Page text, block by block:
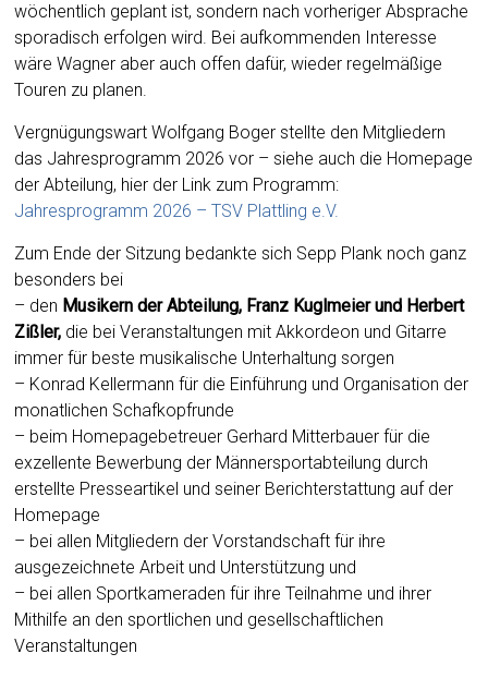
wöchentlich geplant ist, sondern nach vorheriger Absprache
sporadisch erfolgen wird. Bei aufkommenden Interesse
wäre Wagner aber auch offen dafür, wieder regelmäßige
Touren zu planen.
Vergnügungswart Wolfgang Boger stellte den Mitgliedern
das Jahresprogramm 2026 vor – siehe auch die Homepage
der Abteilung, hier der Link zum Programm:
Jahresprogramm 2026 – TSV Plattling e.V.
Zum Ende der Sitzung bedankte sich Sepp Plank noch ganz
besonders bei
– den Musikern der Abteilung, Franz Kuglmeier und Herbert
Zißler, die bei Veranstaltungen mit Akkordeon und Gitarre
immer für beste musikalische Unterhaltung sorgen
– Konrad Kellermann für die Einführung und Organisation der
monatlichen Schafkopfrunde
– beim Homepagebetreuer Gerhard Mitterbauer für die
exzellente Bewerbung der Männersportabteilung durch
erstellte Presseartikel und seiner Berichterstattung auf der
Homepage
– bei allen Mitgliedern der Vorstandschaft für ihre
ausgezeichnete Arbeit und Unterstützung und
– bei allen Sportkameraden für ihre Teilnahme und ihrer
Mithilfe an den sportlichen und gesellschaftlichen
Veranstaltungen